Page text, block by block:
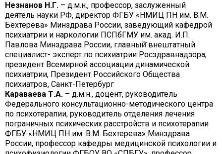
Незнанов Н.Г. – д.м.н., профессор, заслуженный
деятель науки РФ, директор ФГБУ «НМИЦ ПН им. В.М.
Бехтерева» Минздрава России, заведующий кафедрой
психиатрии и наркологии ПСПбГМУ им. акад. И.П.
Павлова Минздрава России, главный̆ внештатный
специалист- эксперт по психиатрии Росздравнадзора,
президент Всемирной ассоциации динамической
психиатрии, Президент Российского Общества
психиатров, Санкт-Петербург
Караваева Т.А. – д.м.н., доцент, руководитель
Федерального консультационно-методического центра
по психотерапии, руководитель отделения лечения
пограничных психических расстройств и психотерапии
ФГБУ «НМИЦ ПН им. В.М. Бехтерева» Минздрава
России, профессор кафедры медицинской психологии и